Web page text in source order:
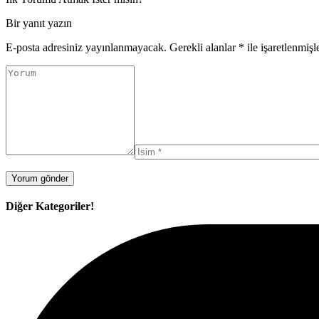
Bir yanıt yazın
E-posta adresiniz yayınlanmayacak. Gerekli alanlar * ile
Diğer Kategoriler!